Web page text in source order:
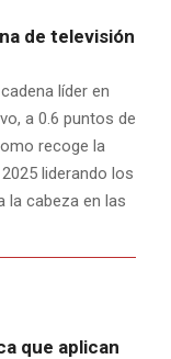
de televisión
líder en
a 0.6 puntos de
recoge la
liderando los
la cabeza en las
que aplican